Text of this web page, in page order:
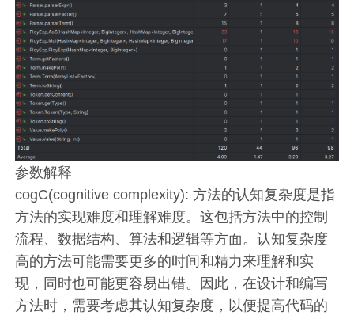
参数解释
cogC(cognitive complexity): 方法的认知复杂度是指
方法的实现难度和理解难度。这包括方法中的控制
流程、数据结构、算法和逻辑等方面。认知复杂度
高的方法可能需要更多的时间和精力来理解和实
现，同时也可能更容易出错。因此，在设计和编写
方法时，需要考虑其认知复杂度，以便提高代码的